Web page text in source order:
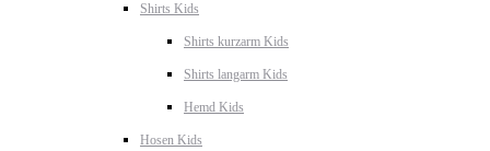
Shirts Kids
Shirts kurzarm Kids
Shirts langarm Kids
Hemd Kids
Hosen Kids